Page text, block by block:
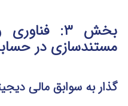
بخش ۳:
مستندسازی در
گذار به سوابق مالی